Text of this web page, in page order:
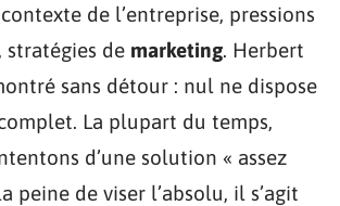
de l’entreprise, pressions
stratégies de marketing. Herbert
sans détour : nul ne dispose
La plupart du temps,
d’une solution « assez
peine de viser l’absolu, il s’agit